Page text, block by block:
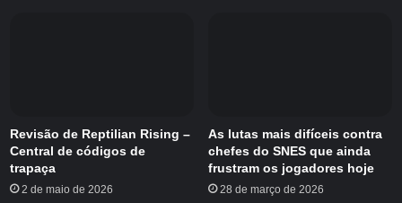
Revisão de Reptilian Rising –
Central de códigos de
trapaça
2 de maio de 2026
As lutas mais difíceis contra
chefes do SNES que ainda
frustram os jogadores hoje
28 de março de 2026